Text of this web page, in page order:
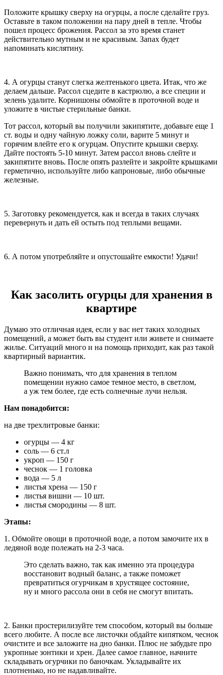
Положите крышку сверху на огурцы, а после сделайте груз.
Оставьте в таком положении на пару дней в тепле. Чтобы
пошел процесс брожения. Рассол за это время станет
действительно мутным и не красивым. Запах будет
напоминать кислятину.
4. А огурцы станут слегка желтенького цвета. Итак, что же
делаем дальше. Рассол сцедите в кастрюлю, а все специи и
зелень удалите. Корнишоны обмойте в проточной воде и
уложите в чистые стерильные банки.
Тот рассол, который вы получили закипятите, добавьте еще 1
ст. воды и одну чайную ложку соли, варите 5 минут и
горячим влейте его к огурцам. Опустите крышки сверху.
Дайте постоять 5-10 минут. Затем рассол вновь слейте и
закипятите вновь. После опять разлейте и закройте крышками
герметично, используйте либо капроновые, либо обычные
железные.
5. Заготовку рекомендуется, как и всегда в таких случаях
перевернуть и дать ей остыть под теплыми вещами.
6. А потом употребляйте и опустошайте емкости! Удачи!
Как засолить огурцы для хранения в
квартире
Думаю это отличная идея, если у вас нет таких холодных
помещений, а может быть вы студент или живете и снимаете
жилье. Ситуаций много и на помощь приходит, как раз такой
квартирный вариантик.
Важно понимать, что для хранения в теплом
помещении нужно самое темное место, в светлом,
а уж тем более, где есть солнечные лучи нельзя.
Нам понадобится:
на две трехлитровые банки:
огурцы — 4 кг
соль — 6 ст.л
укроп — 150 г
чеснок — 1 головка
вода — 5 л
листья хрена — 150 г
листья вишни — 10 шт.
листья смородины — 8 шт.
Этапы:
1. Обмойте овощи в проточной воде, а потом замочите их в
ледяной воде полежать на 2-3 часа.
Это сделать важно, так как именно эта процедура
восстановит водный баланс, а также поможет
превратиться огурчикам в хрустящее состояние,
ну и много рассола они в себя не смогут впитать.
2. Банки простерилизуйте тем способом, который вы больше
всего любите. А после все листочки обдайте кипятком, чеснок
очистите и все заложите на дно банки. Плюс не забудьте про
укропные зонтики и хрен. Далее самое главное, начните
складывать огурчики по баночкам. Укладывайте их
плотненько, но не надавливайте.